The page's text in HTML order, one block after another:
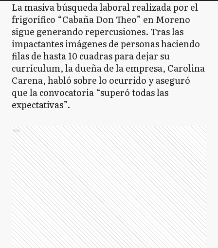
La masiva búsqueda laboral realizada por el
frigorífico “Cabaña Don Theo” en Moreno
sigue generando repercusiones. Tras las
impactantes imágenes de personas haciendo
filas de hasta 10 cuadras para dejar su
currículum, la dueña de la empresa, Carolina
Carena, habló sobre lo ocurrido y aseguró
que la convocatoria “superó todas las
expectativas”.
Ads